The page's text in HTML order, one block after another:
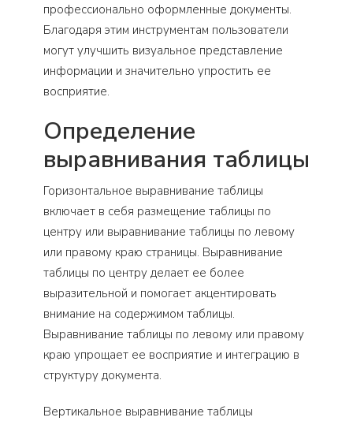
профессионально оформленные документы.
Благодаря этим инструментам пользователи
могут улучшить визуальное представление
информации и значительно упростить ее
восприятие.
Определение
выравнивания таблицы
Горизонтальное выравнивание таблицы
включает в себя размещение таблицы по
центру или выравнивание таблицы по левому
или правому краю страницы. Выравнивание
таблицы по центру делает ее более
выразительной и помогает акцентировать
внимание на содержимом таблицы.
Выравнивание таблицы по левому или правому
краю упрощает ее восприятие и интеграцию в
структуру документа.
Вертикальное выравнивание таблицы